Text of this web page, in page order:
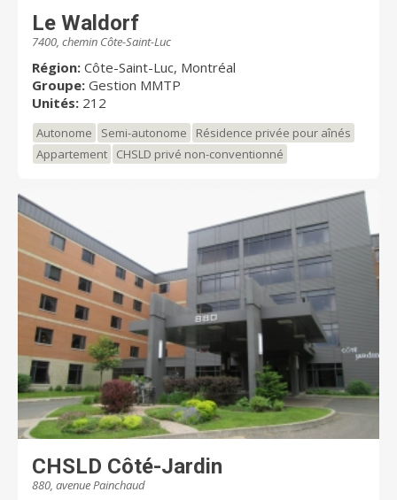
Le Waldorf
7400, chemin Côte-Saint-Luc
Région: Côte-Saint-Luc, Montréal
Groupe: Gestion MMTP
Unités: 212
Autonome Semi-autonome
Résidence privée pour aînés
Appartement
CHSLD privé non-conventionné
CHSLD Côté-Jardin
880, avenue Painchaud